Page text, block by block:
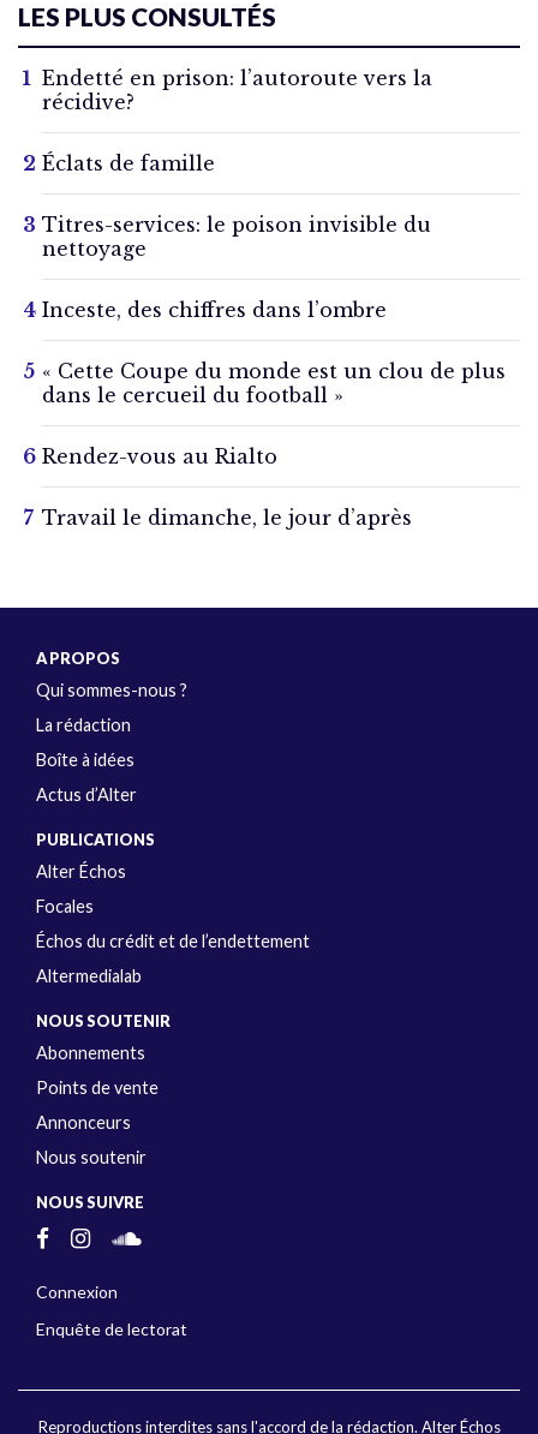
LES PLUS CONSULTÉS
Endetté en prison: l’autoroute vers la
récidive?
Éclats de famille
Titres-services: le poison invisible du
nettoyage
Inceste, des chiffres dans l’ombre
« Cette Coupe du monde est un clou de plus
dans le cercueil du football »
Rendez-vous au Rialto
Travail le dimanche, le jour d’après
A PROPOS
Qui sommes-nous ?
La rédaction
Boîte à idées
Actus d’Alter
PUBLICATIONS
Alter Échos
Focales
Échos du crédit et de l’endettement
Altermedialab
NOUS SOUTENIR
Abonnements
Points de vente
Annonceurs
Nous soutenir
NOUS SUIVRE
Connexion
Enquête de lectorat
Reproductions interdites sans l'accord de la rédaction. Alter Échos